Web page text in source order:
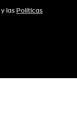
y las Políticas